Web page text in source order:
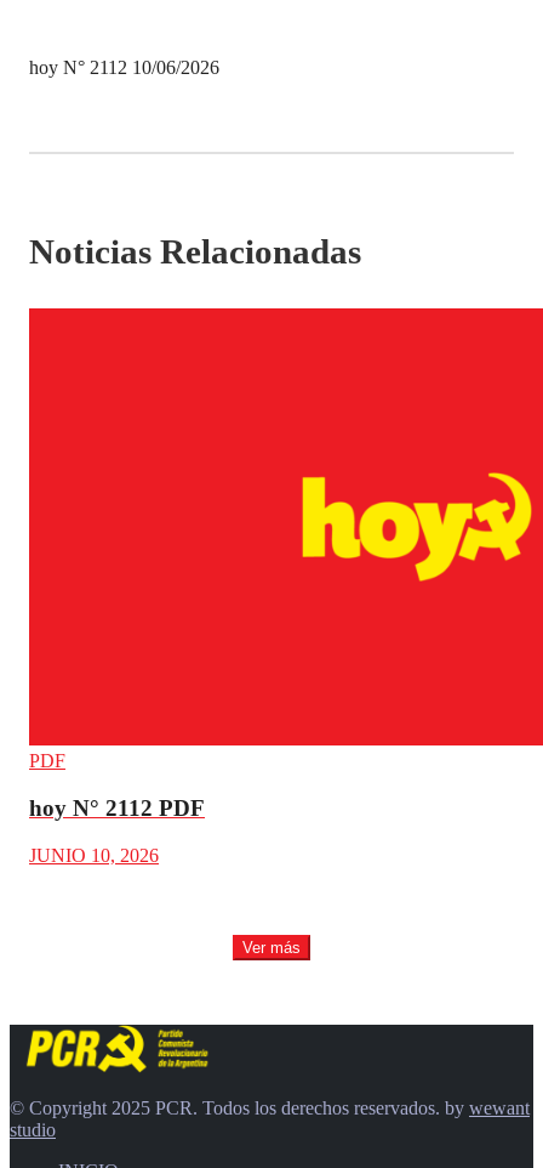
hoy N° 2112 10/06/2026
Noticias Relacionadas
PDF
hoy N° 2112 PDF
JUNIO 10, 2026
Ver más
© Copyright 2025 PCR. Todos los derechos reservados. by wewant
studio